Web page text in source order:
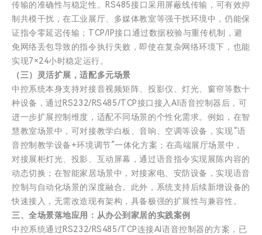
传输的准确性与稳定性。RS485接口采用屏蔽线传输，可有效抑
制共模干扰，在工业展厅、多媒体教室等强干扰环境中，仍能保
证指令零延迟传输；TCP/IP接口通过数据校验与重传机制，避
免网络丢包导致的指令执行失败，即使在复杂网络环境下，也能
实现7×24小时稳定运行。
（三）灵活扩展，适配多元场景
中控系统本身支持对接音视频矩阵、投影仪、灯光、窗帘等数十
种设备，通过RS232/RS485/TCP接口接入AI语音控制器后，可
进一步扩展控制维度，适配不同场景的个性化需求。例如，在智
慧教室场景中，可对接教学白板、音响、空调等设备，实现“语
音控制教学设备+环境调节”一体化方案；在高端展厅场景中，
对接展柜灯光、投影、互动屏幕，通过语音指令实现展陈内容的
动态切换；在智能家居场景中，对接家电、安防设备，实现语音
控制与自动化场景的深度融合。此外，系统支持后续新增设备的
快速接入，无需改造现有架构，具备极强的扩展性与兼容性。
三、全场景落地应用：从办公到家居的实践案例
中控系统通过RS232/RS485/TCP连接AI语音控制器的方案，已